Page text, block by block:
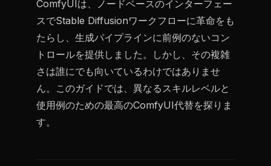
ComfyUIは、ノードベースのインターフェー
スでStable Diffusionワークフローに革命をも
たらし、生成パイプラインに前例のないコン
トロールを提供しました。しかし、その複雑
さは誰にでも向いているわけではありませ
ん。このガイドでは、異なるスキルレベルと
使用例のための最高のComfyUI代替を探りま
す。